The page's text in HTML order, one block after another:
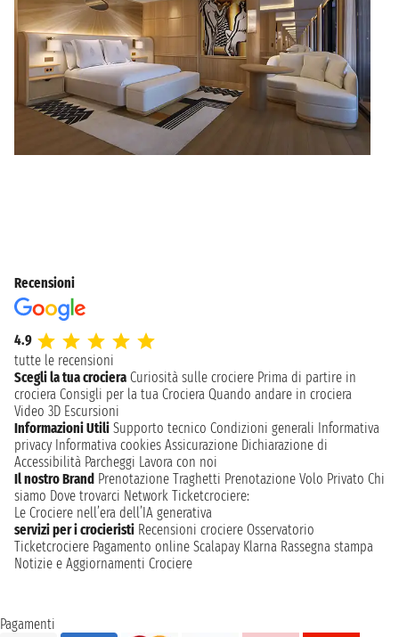
Recensioni
4.9
tutte le recensioni
Scegli la tua crociera Curiosità sulle crociere Prima di partire in
crociera Consigli per la tua Crociera Quando andare in crociera
Video 3D Escursioni
Informazioni Utili Supporto tecnico Condizioni generali Informativa
privacy Informativa cookies Assicurazione Dichiarazione di
Accessibilità Parcheggi Lavora con noi
Il nostro Brand Prenotazione Traghetti Prenotazione Volo Privato Chi
siamo Dove trovarci Network Ticketcrociere:
Le Crociere nell’era dell’IA generativa
servizi per i crocieristi Recensioni crociere Osservatorio
Ticketcrociere Pagamento online Scalapay Klarna Rassegna stampa
Notizie e Aggiornamenti Crociere
Pagamenti